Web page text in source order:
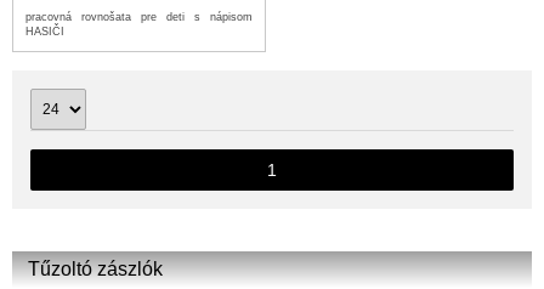
Tűzoltó zászlók
pracovná rovnošata pre deti s nápisom
HASIČI
1